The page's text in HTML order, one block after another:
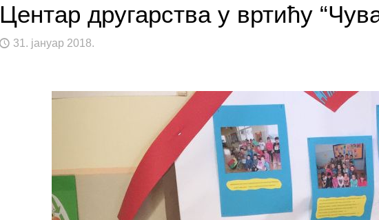
Центар другарства у вртићу
31. јануар 2018.